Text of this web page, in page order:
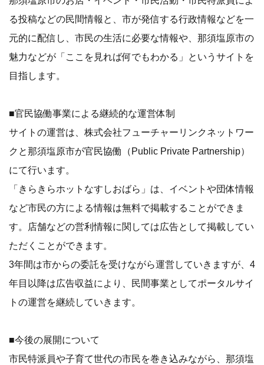
る投稿などの民間情報と、市が発信する行政情報などを一
元的に配信し、市民の生活に必要な情報や、那須塩原市の
魅力などが「ここを見れば何でもわかる」というサイトを
目指します。
■官民協働事業による継続的な運営体制
サイトの運営は、株式会社フューチャーリンクネットワー
クと那須塩原市が官民協働（Public Private Partnership）
にて行います。
「きらきらホットなすしおばら」は、イベントや団体情報
など市民の方による情報は無料で掲載することができま
す。店舗などの営利情報に関しては広告として掲載してい
ただくことができます。
3年間は市からの委託を受けながら運営していきますが、4
年目以降は広告収益により、民間事業としてポータルサイ
トの運営を継続していきます。
■今後の展開について
市民特派員や子育て世代の市民を巻き込みながら、那須塩